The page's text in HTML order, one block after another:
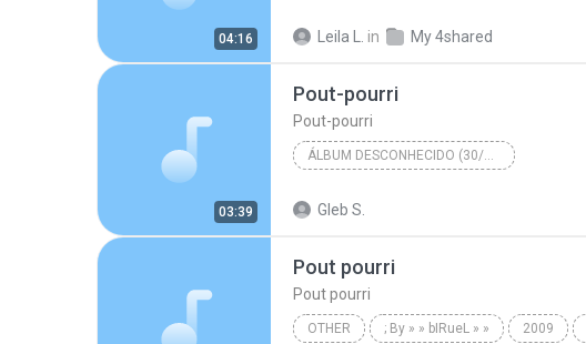
04:16 Leila L. in My 4shared
03:39
Pout-pourri
Pout-pourri
ÁLBUM DESCONHECIDO (30/5/2008 19:30:01)
Gleb S.
Pout pourri
Pout pourri
OTHER ; By » » bIRueL » » 2009